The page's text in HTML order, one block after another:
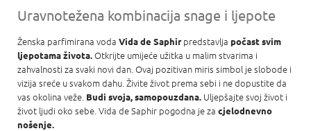
Uravnotežena kombinacija snage i ljepote
Ženska parfimirana voda Vida de Saphirpredstavlja počast svim
ljepotama života.Otkrijte umijeće užitka u malim stvarima i
zahvalnosti za svaki novi dan. Ovaj pozitivan miris simbol je slobode i
vizija sreće u svakom dahu. Živite život prema sebi i ne dopustite da
vas okolina veže. Budi svoja, samopouzdana. Uljepšajte svoj život i
život ljudi oko sebe. Vida de Saphir pogodna je za cjelodnevno
nošenje.